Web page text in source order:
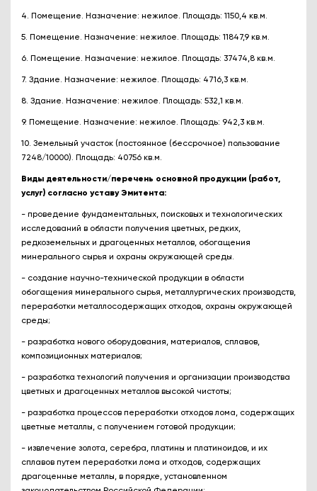
4. Помещение. Назначение: нежилое. Площадь: 1150,4 кв.м.
5. Помещение. Назначение: нежилое. Площадь: 11847,9 кв.м.
6. Помещение. Назначение: нежилое. Площадь: 37474,8 кв.м.
7. Здание. Назначение: нежилое. Площадь: 4716,3 кв.м.
8. Здание. Назначение: нежилое. Площадь: 532,1 кв.м.
9. Помещение. Назначение: нежилое. Площадь: 942,3 кв.м.
10. Земельный участок (постоянное (бессрочное) пользование
7248/10000). Площадь: 40756 кв.м.
Виды деятельности/перечень основной продукции (работ,
услуг) согласно уставу Эмитента:
- проведение фундаментальных, поисковых и технологических
исследований в области получения цветных, редких,
редкоземельных и драгоценных металлов, обогащения
минерального сырья и охраны окружающей среды.
- создание научно-технической продукции в области
обогащения минерального сырья, металлургических производств,
переработки металлосодержащих отходов, охраны окружающей
среды;
- разработка нового оборудования, материалов, сплавов,
композиционных материалов;
- разработка технологий получения и организации производства
цветных и драгоценных металлов высокой чистоты;
- разработка процессов переработки отходов лома, содержащих
цветные металлы, с получением готовой продукции;
- извлечение золота, серебра, платины и платиноидов, и их
сплавов путем переработки лома и отходов, содержащих
драгоценные металлы, в порядке, установленном